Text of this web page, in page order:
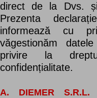
direct de la Dvs.
Prezenta
informează cu
văgestionăm
privire la
confidențialitate.
A. DIEMER S.R.L.